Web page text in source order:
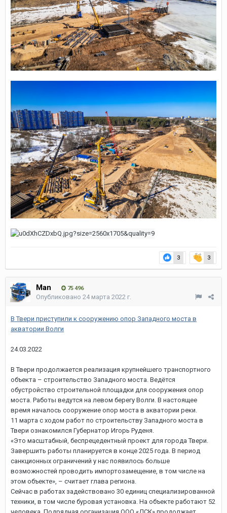
3 3
Man 75 496
Опубликовано 24 марта 2022 г.
В Твери приступили к сооружению опор Западного моста в
акватории Волги
24.03.2022
В Твери продолжается реализация крупнейшего транспортного
объекта – строительство Западного моста. Ведётся
обустройство строительной площадки для сооружения опор
моста. Работы ведутся на левом берегу Волги. В настоящее
время началось сооружение опор моста в акватории реки.
11 марта с ходом работ по строительству Западного моста в
Твери ознакомился Губернатор Игорь Руденя.
«Это масштабный, беспрецедентный проект для города Твери.
Завершить работы планируется в конце 2025 года. В период
санкционных ограничений у нас появилось больше
возможностей проводить импортозамещение, в том числе на
этом объекте», – считает глава региона.
Сейчас в работах задействовано 30 единиц специализированной
техники, в том числе буровая установка. На объекте работают 52